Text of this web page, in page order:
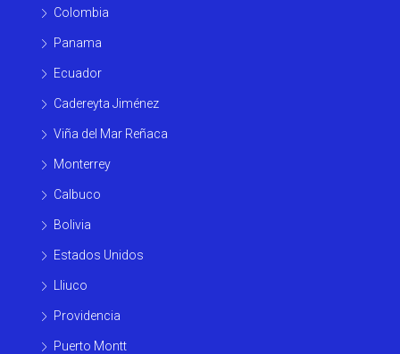
Colombia
Panama
Ecuador
Cadereyta Jiménez
Viña del Mar Reñaca
Monterrey
Calbuco
Bolivia
Estados Unidos
Lliuco
Providencia
Puerto Montt